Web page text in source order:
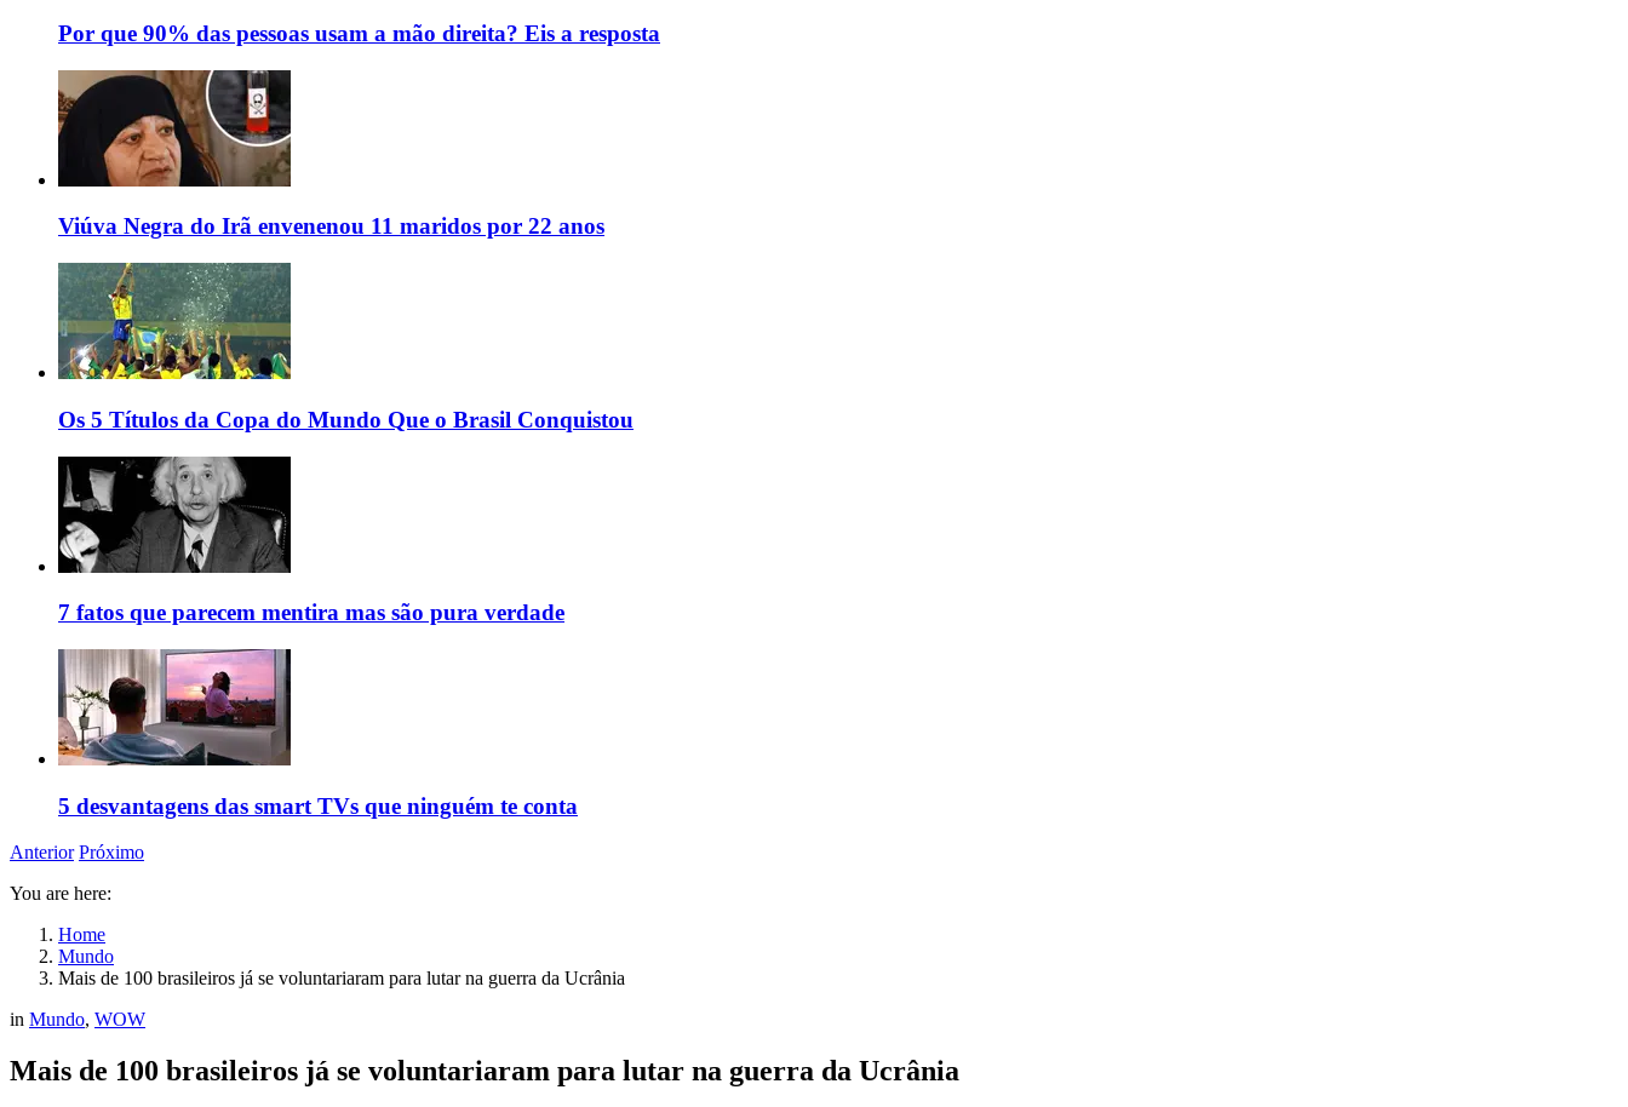
Por que 90% das pessoas usam a mão direita? Eis a resposta
Viúva Negra do Irã envenenou 11 maridos por 22 anos
Os 5 Títulos da Copa do Mundo Que o Brasil Conquistou
7 fatos que parecem mentira mas são pura verdade
5 desvantagens das smart TVs que ninguém te conta
Anterior Próximo
You are here:
Home
Mundo
Mais de 100 brasileiros já se voluntariaram para lutar na guerra da Ucrânia
in Mundo, WOW
Mais de 100 brasileiros já se voluntariaram para lutar na guerra da Ucrânia